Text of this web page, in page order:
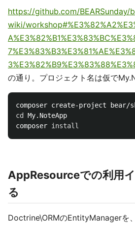
https://github.com/BEARSunday/
wiki/
の通り。プロジェクト名は仮で
cd My.NoteApp
composer install
AppResourceでの利用
る
Doctrine\ORMのEntityManagerを